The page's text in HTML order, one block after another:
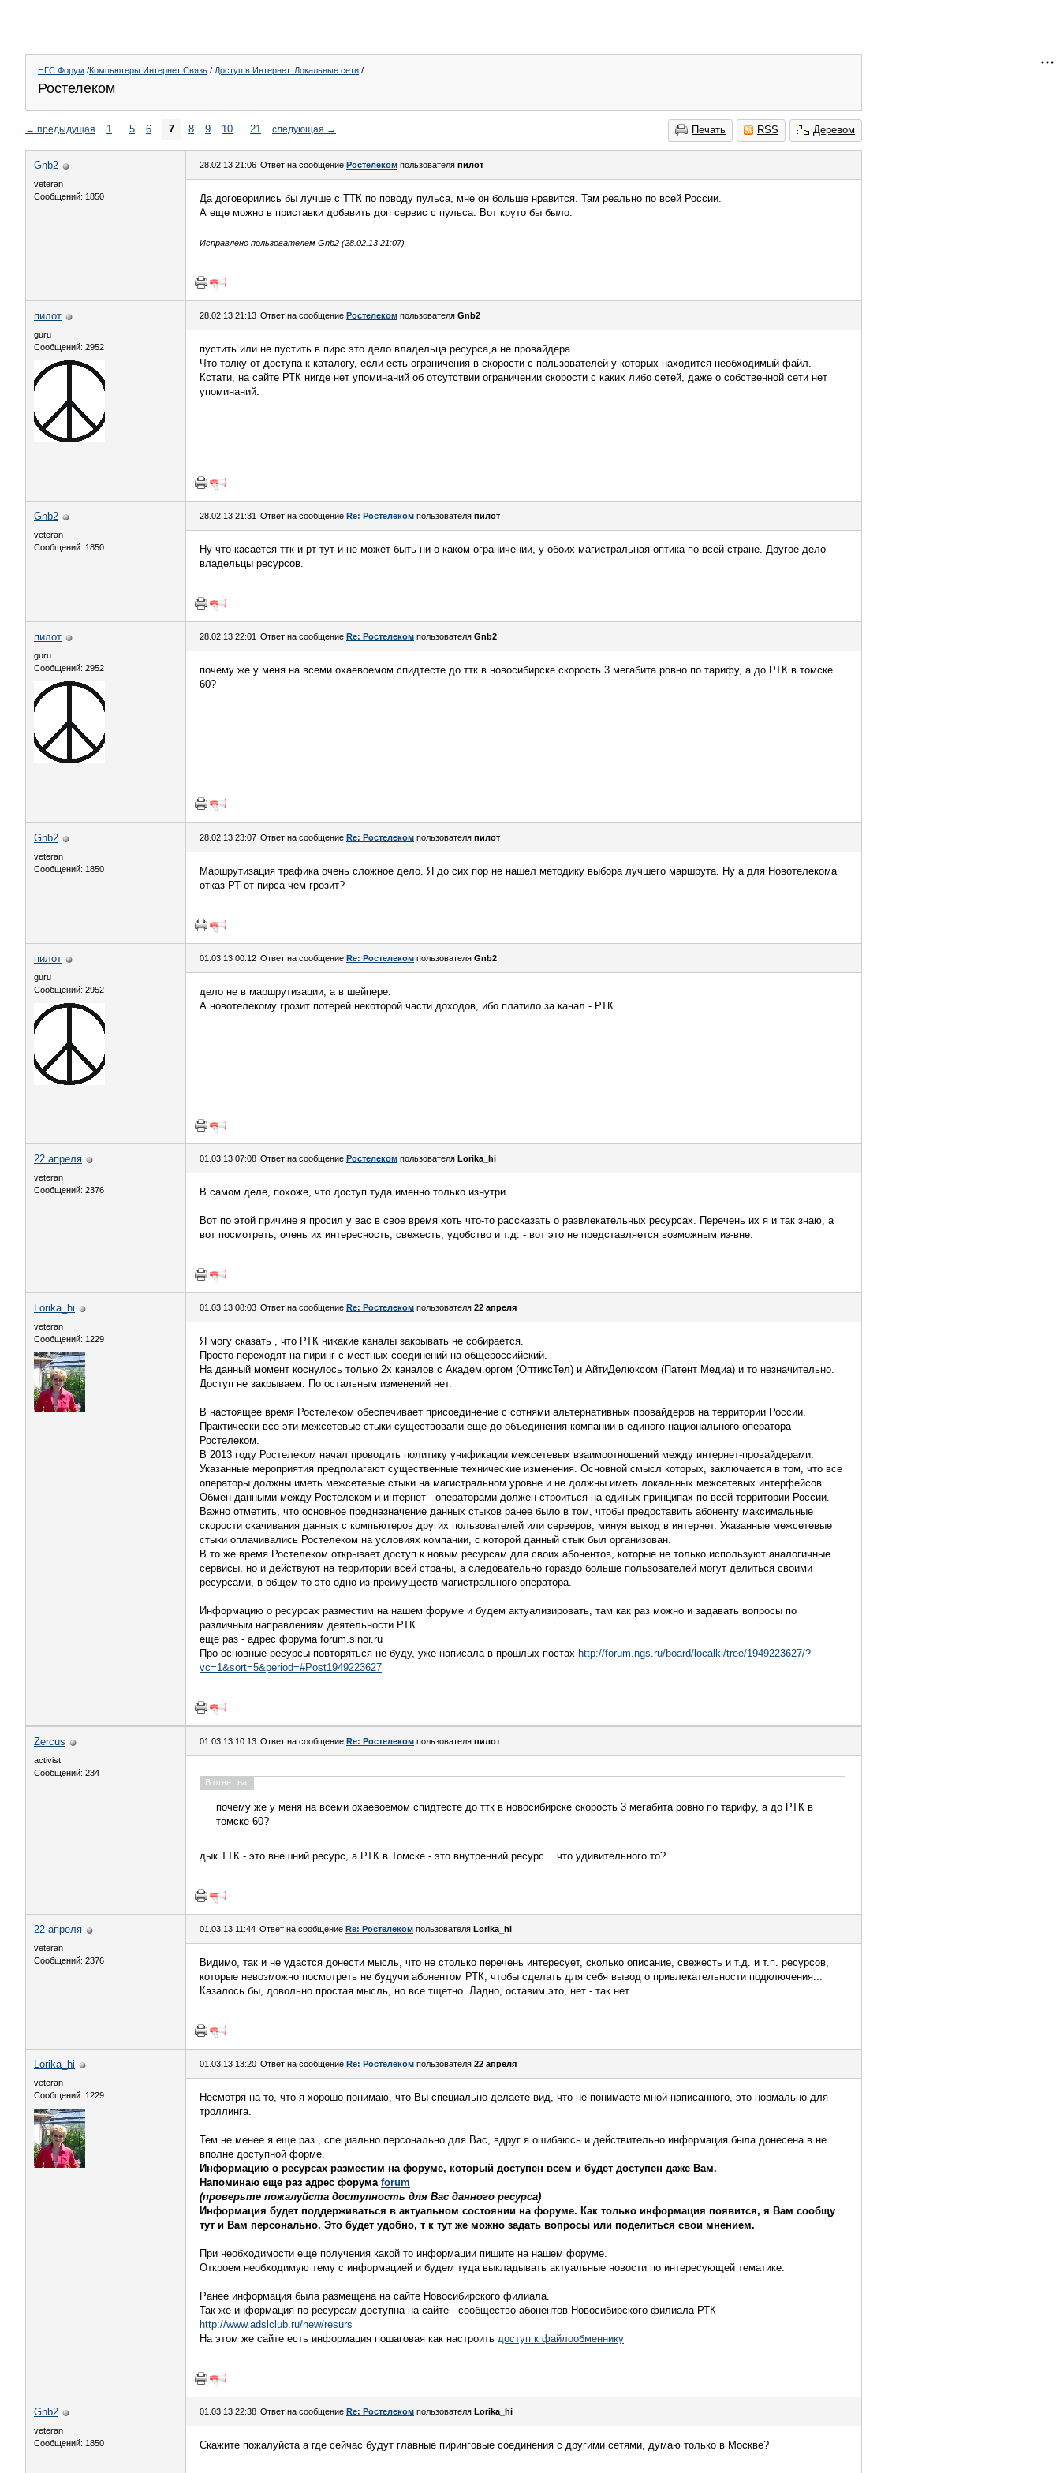
НГС.Форум /Компьютеры Интернет Связь / Доступ в Интернет. Локальные сети /
Ростелеком
Печать RSS Деревом
← предыдущая 1 .. 5 6 7 8 9 10 .. 21 следующая →
Gnb2
veteran
Сообщений: 1850
28.02.13 21:06 Ответ на сообщение Ростелеком пользователя пилот
Да договорились бы лучше с ТТК по поводу пульса, мне он больше нравится. Там реально по всей России.
А еще можно в приставки добавить доп сервис с пульса. Вот круто бы было.
Исправлено пользователем Gnb2 (28.02.13 21:07)
пилот
guru
Сообщений: 2952
28.02.13 21:13 Ответ на сообщение Ростелеком пользователя Gnb2
пустить или не пустить в пирс это дело владельца ресурса,а не провайдера.
Что толку от доступа к каталогу, если есть ограничения в скорости с пользователей у которых находится необходимый файл.
Кстати, на сайте РТК нигде нет упоминаний об отсутствии ограничении скорости с каких либо сетей, даже о собственной сети нет
упоминаний.
Gnb2
veteran
Сообщений: 1850
28.02.13 21:31 Ответ на сообщение Re: Ростелеком пользователя пилот
Ну что касается ттк и рт тут и не может быть ни о каком ограничении, у обоих магистральная оптика по всей стране. Другое дело
владельцы ресурсов.
пилот
guru
Сообщений: 2952
28.02.13 22:01 Ответ на сообщение Re: Ростелеком пользователя Gnb2
почему же у меня на всеми охаевоемом спидтесте до ттк в новосибирске скорость 3 мегабита ровно по тарифу, а до РТК в томске
60?
Gnb2
veteran
Сообщений: 1850
28.02.13 23:07 Ответ на сообщение Re: Ростелеком пользователя пилот
Маршрутизация трафика очень сложное дело. Я до сих пор не нашел методику выбора лучшего маршрута. Ну а для Новотелекома
отказ РТ от пирса чем грозит?
пилот
guru
Сообщений: 2952
01.03.13 00:12 Ответ на сообщение Re: Ростелеком пользователя Gnb2
дело не в маршрутизации, а в шейпере.
А новотелекому грозит потерей некоторой части доходов, ибо платило за канал - РТК.
22 апреля
veteran
Сообщений: 2376
01.03.13 07:08 Ответ на сообщение Ростелеком пользователя Lorika_hi
В самом деле, похоже, что доступ туда именно только изнутри.
Вот по этой причине я просил у вас в свое время хоть что-то рассказать о развлекательных ресурсах. Перечень их я и так знаю, а
вот посмотреть, очень их интересность, свежесть, удобство и т.д. - вот это не представляется возможным из-вне.
Lorika_hi
veteran
Сообщений: 1229
01.03.13 08:03 Ответ на сообщение Re: Ростелеком пользователя 22 апреля
Я могу сказать , что РТК никакие каналы закрывать не собирается.
Просто переходят на пиринг с местных соединений на общероссийский.
На данный момент коснулось только 2х каналов с Академ.оргом (ОптиксТел) и АйтиДелюксом (Патент Медиа) и то незначительно.
Доступ не закрываем. По остальным изменений нет.
В настоящее время Ростелеком обеспечивает присоединение с сотнями альтернативных провайдеров на территории России.
Практически все эти межсетевые стыки существовали еще до объединения компании в единого национального оператора
Ростелеком.
В 2013 году Ростелеком начал проводить политику унификации межсетевых взаимоотношений между интернет-провайдерами.
Указанные мероприятия предполагают существенные технические изменения. Основной смысл которых, заключается в том, что все
операторы должны иметь межсетевые стыки на магистральном уровне и не должны иметь локальных межсетевых интерфейсов.
Обмен данными между Ростелеком и интернет - операторами должен строиться на единых принципах по всей территории России.
Важно отметить, что основное предназначение данных стыков ранее было в том, чтобы предоставить абоненту максимальные
скорости скачивания данных с компьютеров других пользователей или серверов, минуя выход в интернет. Указанные межсетевые
стыки оплачивались Ростелеком на условиях компании, с которой данный стык был организован.
В то же время Ростелеком открывает доступ к новым ресурсам для своих абонентов, которые не только используют аналогичные
сервисы, но и действуют на территории всей страны, а следовательно гораздо больше пользователей могут делиться своими
ресурсами, в общем то это одно из преимуществ магистрального оператора.
Информацию о ресурсах разместим на нашем форуме и будем актуализировать, там как раз можно и задавать вопросы по
различным направлениям деятельности РТК.
еще раз - адрес форума forum.sinor.ru
Про основные ресурсы повторяться не буду, уже написала в прошлых постах http://forum.ngs.ru/board/localki/tree/1949223627/?
vc=1&sort=5&period=#Post1949223627
Zercus
activist
Сообщений: 234
01.03.13 10:13 Ответ на сообщение Re: Ростелеком пользователя пилот
В ответ на:
почему же у меня на всеми охаевоемом спидтесте до ттк в новосибирске скорость 3 мегабита ровно по тарифу, а до РТК в
томске 60?
дык ТТК - это внешний ресурс, а РТК в Томске - это внутренний ресурс... что удивительного то?
22 апреля
veteran
Сообщений: 2376
01.03.13 11:44 Ответ на сообщение Re: Ростелеком пользователя Lorika_hi
Видимо, так и не удастся донести мысль, что не столько перечень интересует, сколько описание, свежесть и т.д. и т.п. ресурсов,
которые невозможно посмотреть не будучи абонентом РТК, чтобы сделать для себя вывод о привлекательности подключения...
Казалось бы, довольно простая мысль, но все тщетно. Ладно, оставим это, нет - так нет.
Lorika_hi
veteran
Сообщений: 1229
01.03.13 13:20 Ответ на сообщение Re: Ростелеком пользователя 22 апреля
Несмотря на то, что я хорошо понимаю, что Вы специально делаете вид, что не понимаете мной написанного, это нормально для
троллинга.
Тем не менее я еще раз , специально персонально для Вас, вдруг я ошибаюсь и действительно информация была донесена в не
вполне доступной форме.
Информацию о ресурсах разместим на форуме, который доступен всем и будет доступен даже Вам.
Напоминаю еще раз адрес форума forum
(проверьте пожалуйста доступность для Вас данного ресурса)
Информация будет поддерживаться в актуальном состоянии на форуме. Как только информация появится, я Вам сообщу
тут и Вам персонально. Это будет удобно, т к тут же можно задать вопросы или поделиться свои мнением.
При необходимости еще получения какой то информации пишите на нашем форуме.
Откроем необходимую тему с информацией и будем туда выкладывать актуальные новости по интересующей тематике.
Ранее информация была размещена на сайте Новосибирского филиала.
Так же информация по ресурсам доступна на сайте - сообщество абонентов Новосибирского филиала РТК
http://www.adslclub.ru/new/resurs
На этом же сайте есть информация пошаговая как настроить доступ к файлообменнику
Gnb2
veteran
Сообщений: 1850
01.03.13 22:38 Ответ на сообщение Re: Ростелеком пользователя Lorika_hi
Скажите пожалуйста а где сейчас будут главные пиринговые соединения с другими сетями, думаю только в Москве?